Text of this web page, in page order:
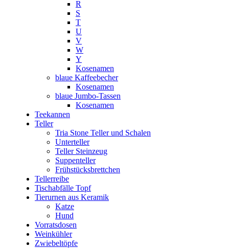
R
S
T
U
V
W
Y
Kosenamen
blaue Kaffeebecher
Kosenamen
blaue Jumbo-Tassen
Kosenamen
Teekannen
Teller
Tria Stone Teller und Schalen
Unterteller
Teller Steinzeug
Suppenteller
Frühstücksbrettchen
Tellerreibe
Tischabfälle Topf
Tierurnen aus Keramik
Katze
Hund
Vorratsdosen
Weinkühler
Zwiebeltöpfe